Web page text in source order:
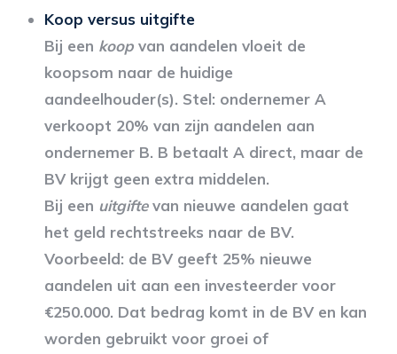
Koop versus uitgifte
Bij een koop van aandelen vloeit de
koopsom naar de huidige
aandeelhouder(s). Stel: ondernemer A
verkoopt 20% van zijn aandelen aan
ondernemer B. B betaalt A direct, maar de
BV krijgt geen extra middelen.
Bij een uitgiftevan nieuwe aandelen gaat
het geld rechtstreeks naar de BV.
Voorbeeld: de BV geeft 25% nieuwe
aandelen uit aan een investeerder voor
€250.000. Dat bedrag komt in de BV en kan
worden gebruikt voor groei of